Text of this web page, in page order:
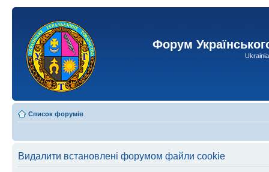
Форум
Список форумів
Видалити встановлені форумом файли cookie